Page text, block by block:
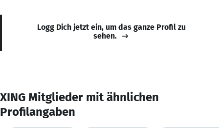
Logg Dich jetzt ein, um das ganze Profil zu
sehen.
XING Mitglieder mit ähnlichen
Profilangaben